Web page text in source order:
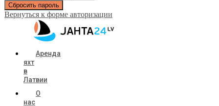
Сбросить пароль
Вернуться к форме авторизации
Аренда
яхт
в
Латвии
О
нас